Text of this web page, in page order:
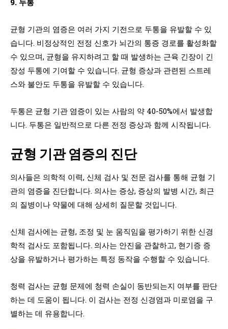
균형 기관의 염증은 여러 가지 기전으로 두통을 유발할 수 있
습니다. 비정상적인 전정 신호가 뇌간의 통증 경로를 활성화할
수 있으며, 균형을 유지하려고 할 때 발생하는 근육 긴장이 긴
장성 두통에 기여할 수 있습니다. 균형 증상과 관련된 스트레
스와 불안도 두통을 유발할 수 있습니다.
두통은 균형 기관 염증이 있는 사람의 약 40-50%에서 발생합
니다. 두통은 일반적으로 다른 전정 증상과 함께 시작됩니다.
균형 기관 염증의 진단
의사들은 의학적 이력, 신체 검사 및 전문 검사를 통해 균형 기
관의 염증을 진단합니다. 의사는 증상, 증상의 발병 시간, 최근
의 질병이나 약물에 대해 상세히 질문할 것입니다.
신체 검사에는 균형, 조정 및 눈 움직임을 평가하기 위한 신경
학적 검사도 포함됩니다. 의사는 안진을 관찰하고, 현기증 증
상을 유발하거나 평가하는 특정 동작을 수행할 수 있습니다.
청력 검사는 균형 문제에 청력 손실이 동반되는지 여부를 판단
하는 데 도움이 됩니다. 이 검사는 전정 신경염과 미로염을 구
별하는 데 유용합니다.